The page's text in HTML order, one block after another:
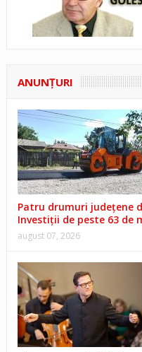
ANUNŢURI
Patru drumuri județene
Investiții de peste 63 de
august 07, 2026